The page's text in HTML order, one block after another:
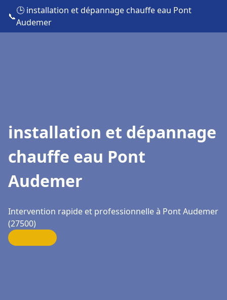
📞
🕒 installation et dépannage chauffe eau Pont
Audemer
installation et dépannage
chauffe eau Pont
Audemer
Intervention rapide et professionnelle à Pont Audemer
(27500)